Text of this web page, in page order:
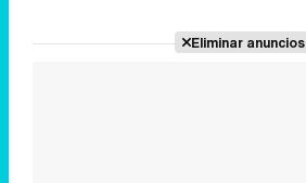
Eliminar anuncios